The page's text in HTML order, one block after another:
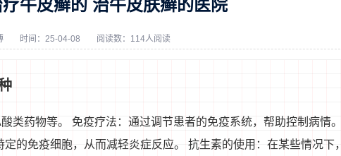
疗牛皮癣的 治牛皮肤癣的医院
时间：25-04-08 阅读数：114人阅读
类药物等。 免疫疗法：通过调节患者的免疫系统，帮助控制病情。
的免疫细胞，从而减轻炎症反应。 抗生素的使用：在某些情况下，